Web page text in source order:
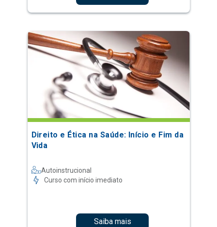
Direito e Ética na Saúde: Início e Fim da
Vida
Autoinstrucional
Curso com início imediato
Saiba mais